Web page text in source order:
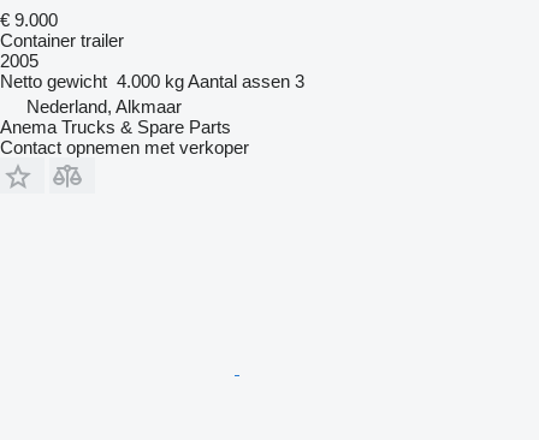
€ 9.000
Container trailer
2005
Netto gewicht 4.000 kgAantal assen 3
Nederland, Alkmaar
Anema Trucks & Spare Parts
Contact opnemen met verkoper